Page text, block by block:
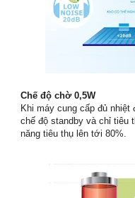
Chế độ chờ 0,5W
Khi máy cung cấp đủ
chế độ standby và chỉ tiêu
năng tiêu thụ lên tới 80%.